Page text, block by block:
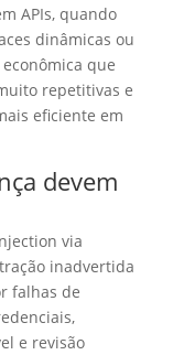
APIs, quando
dinâmicas ou
que
repetitivas e
eficiente em
devem
via
inadvertida
falhas de
e revisão